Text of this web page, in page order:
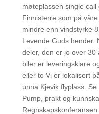
møteplassen single call
Finnisterre som på
mindre enn vindstyrke
Levende Guds hender.
deler, den er jo over 30
biler er leveringsklare
eller to Vi er lokalisert
unna Kjevik flyplass.
Pump, prakt og